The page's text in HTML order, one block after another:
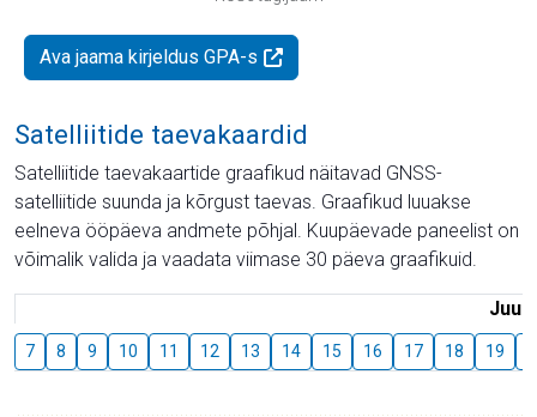
Ava jaama kirjeldus GPA-s
Satelliitide taevakaardid
Satelliitide taevakaartide graafikud näitavad GNSS-
satelliitide suunda ja kõrgust taevas. Graafikud luuakse
eelneva ööpäeva andmete põhjal. Kuupäevade paneelist on
võimalik valida ja vaadata viimase 30 päeva graafikuid.
Juuli
7 8 9 10 11 12 13 14 15 16 17 18 19